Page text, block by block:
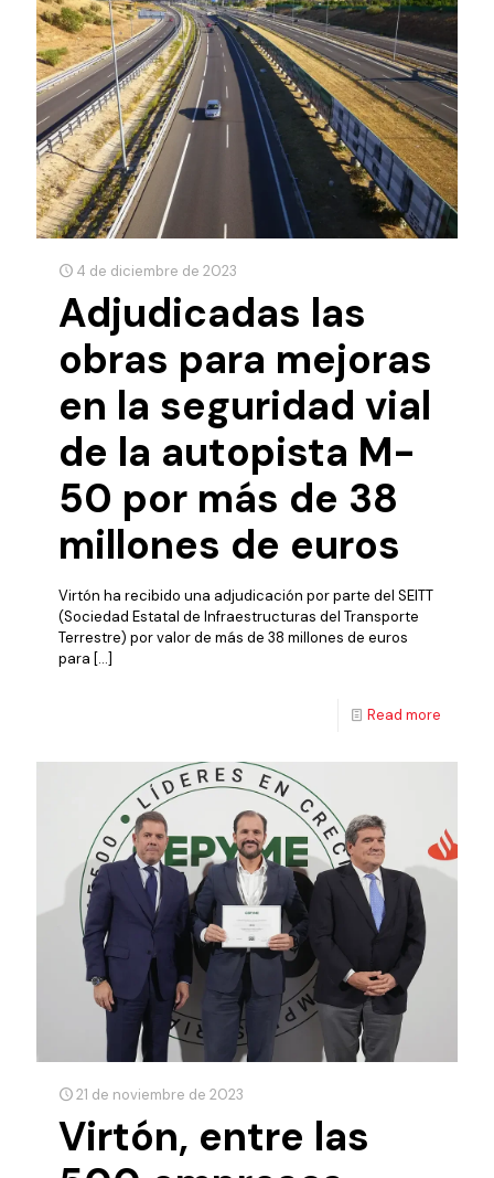
4 de diciembre de 2023
Adjudicadas las
obras para mejoras
en la seguridad vial
de la autopista M-
50 por más de 38
millones de euros
Virtón ha recibido una adjudicación por parte del SEITT
(Sociedad Estatal de Infraestructuras del Transporte
Terrestre) por valor de más de 38 millones de euros
para […]
Read more
21 de noviembre de 2023
Virtón, entre las